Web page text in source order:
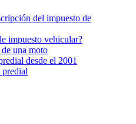
del impuesto de
impuesto vehicular?
una moto
desde el 2001